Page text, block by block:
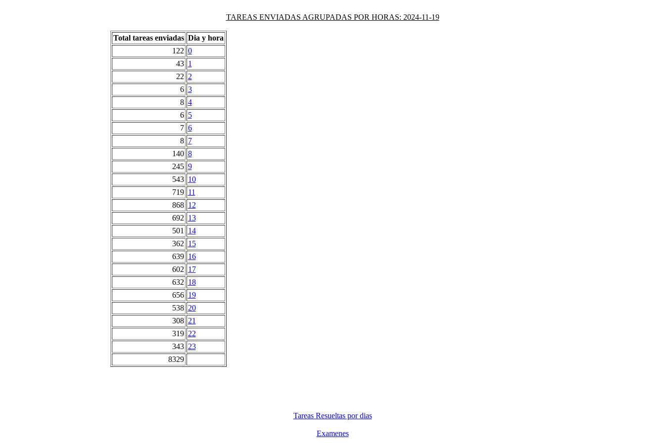
TAREAS ENVIADAS AGRUPADAS POR HORAS: 2024-11-19
Total tareas enviadas Dia y hora
122 0
43 1
22 2
6 3
8 4
6 5
7 6
8 7
140 8
245 9
543 10
719 11
868 12
692 13
501
14
362 15
639 16
602 17
632 18
656 19
538 20
308 21
319 22
343 23
8329
Tareas Resueltas por dias
Examenes